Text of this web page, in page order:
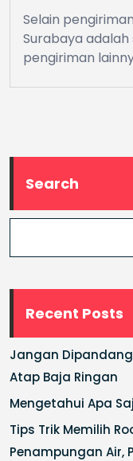
Selain
Surabaya adalah
pengiriman
Search
Recent Posts
Jangan
Atap Baja Ringan
Mengetahui Apa
Tips Trik Memilih
Penampungan Air,